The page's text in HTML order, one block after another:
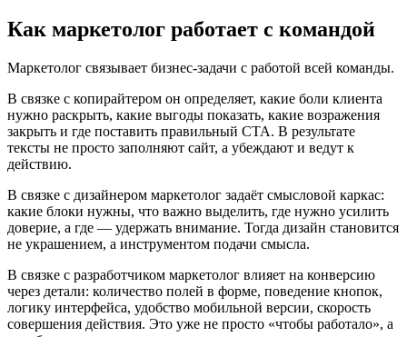
Как маркетолог работает с командой
Маркетолог связывает бизнес-задачи с работой всей команды.
В связке с копирайтером он определяет, какие боли клиента
нужно раскрыть, какие выгоды показать, какие возражения
закрыть и где поставить правильный CTA. В результате
тексты не просто заполняют сайт, а убеждают и ведут к
действию.
В связке с дизайнером маркетолог задаёт смысловой каркас:
какие блоки нужны, что важно выделить, где нужно усилить
доверие, а где — удержать внимание. Тогда дизайн становится
не украшением, а инструментом подачи смысла.
В связке с разработчиком маркетолог влияет на конверсию
через детали: количество полей в форме, поведение кнопок,
логику интерфейса, удобство мобильной версии, скорость
совершения действия. Это уже не просто «чтобы работало», а